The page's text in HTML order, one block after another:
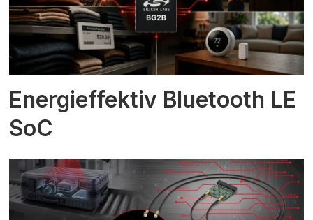
Energieffektiv Bluetooth LE
SoC